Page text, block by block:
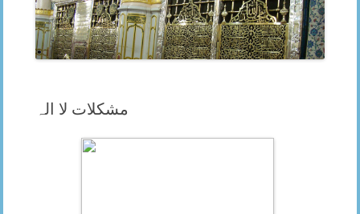
مشکلات لا الہ